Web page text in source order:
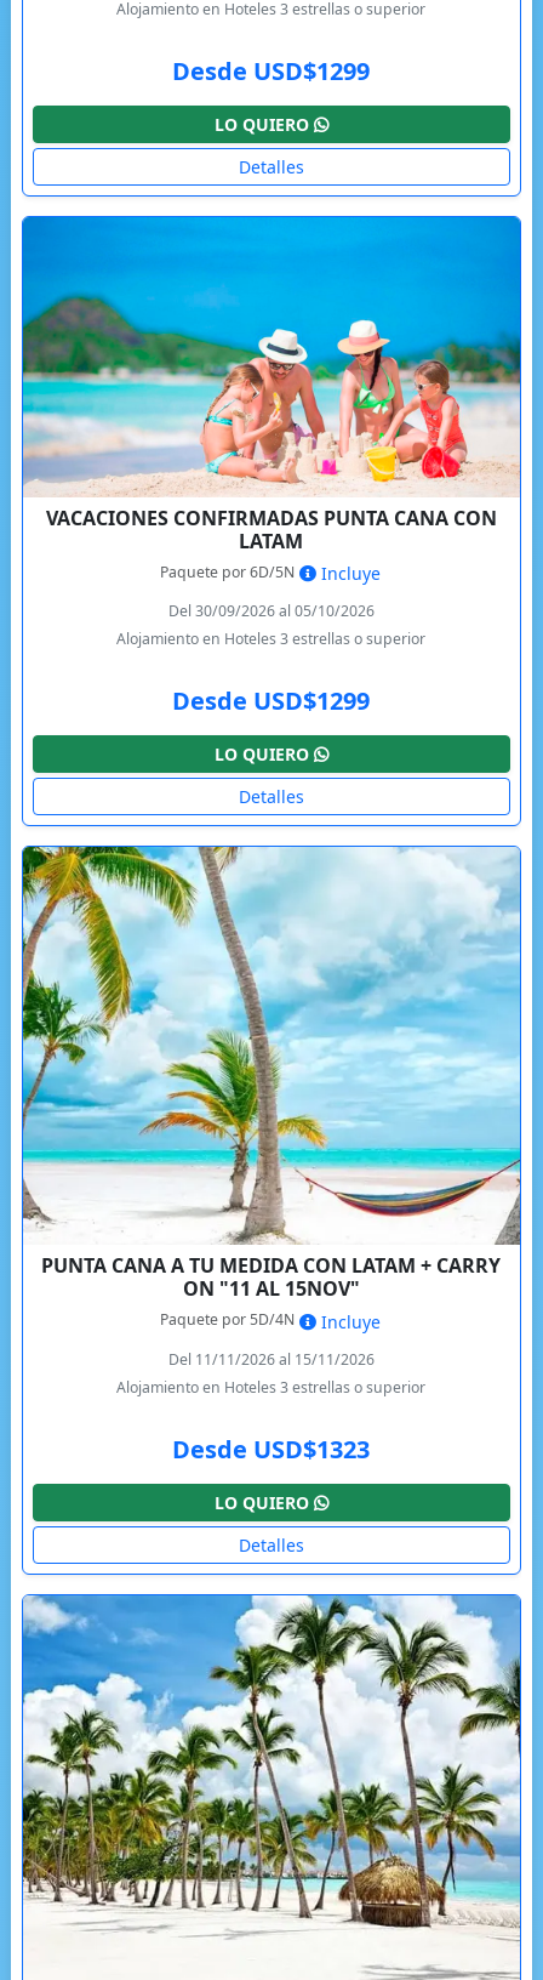
Alojamiento en Hoteles 3 estrellas o superior
Desde USD$1299
LO QUIERO
Detalles
VACACIONES CONFIRMADAS PUNTA CANA CON
LATAM
Paquete por 6D/5N Incluye
Del 30/09/2026 al 05/10/2026
Alojamiento en Hoteles 3 estrellas o superior
Desde USD$1299
LO QUIERO
Detalles
PUNTA CANA A TU MEDIDA CON LATAM + CARRY
ON "11 AL 15NOV"
Paquete por 5D/4N Incluye
Del 11/11/2026 al 15/11/2026
Alojamiento en Hoteles 3 estrellas o superior
Desde USD$1323
LO QUIERO
Detalles